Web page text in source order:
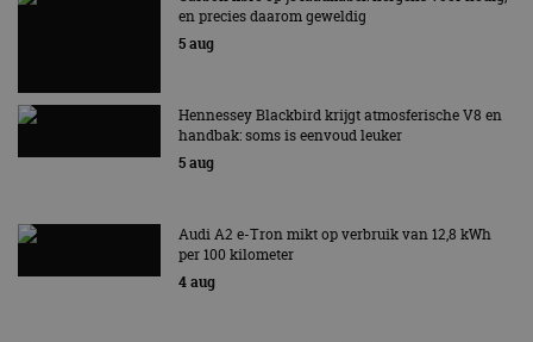
en precies daarom geweldig
5 aug
Hennessey Blackbird krijgt atmosferische V8 en
handbak: soms is eenvoud leuker
5 aug
Audi A2 e-Tron mikt op verbruik van 12,8 kWh
per 100 kilometer
4 aug